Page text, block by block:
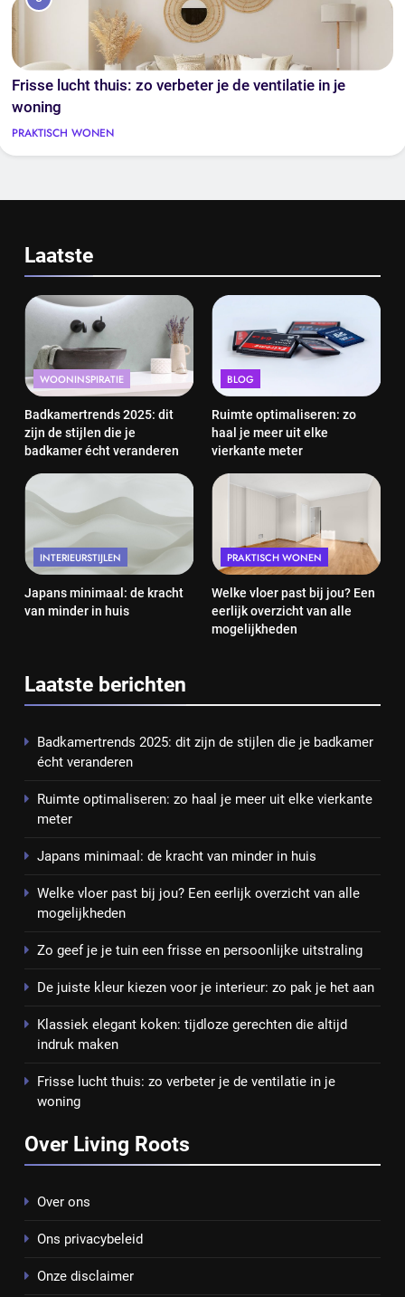
Frisse lucht thuis: zo verbeter je de ventilatie in je
woning
PRAKTISCH WONEN
Laatste
WOONINSPIRATIE
Badkamertrends 2025: dit
zijn de stijlen die je
badkamer écht veranderen
BLOG
Ruimte optimaliseren: zo
haal je meer uit elke
vierkante meter
INTERIEURSTIJLEN
Japans minimaal: de kracht
van minder in huis
PRAKTISCH WONEN
Welke vloer past bij jou? Een
eerlijk overzicht van alle
mogelijkheden
Laatste berichten
Badkamertrends 2025: dit zijn de stijlen die je badkamer
écht veranderen
Ruimte optimaliseren: zo haal je meer uit elke vierkante
meter
Japans minimaal: de kracht van minder in huis
Welke vloer past bij jou? Een eerlijk overzicht van alle
mogelijkheden
Zo geef je je tuin een frisse en persoonlijke uitstraling
De juiste kleur kiezen voor je interieur: zo pak je het aan
Klassiek elegant koken: tijdloze gerechten die altijd
indruk maken
Frisse lucht thuis: zo verbeter je de ventilatie in je
woning
Over Living Roots
Over ons
Ons privacybeleid
Onze disclaimer